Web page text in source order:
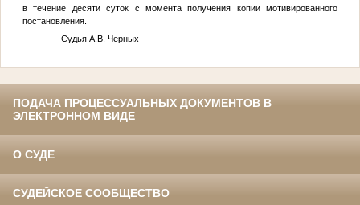
в течение десяти суток с момента получения копии мотивированного
постановления.
Судья А.В. Черных
ПОДАЧА ПРОЦЕССУАЛЬНЫХ ДОКУМЕНТОВ В
ЭЛЕКТРОННОМ ВИДЕ
О СУДЕ
СУДЕЙСКОЕ СООБЩЕСТВО